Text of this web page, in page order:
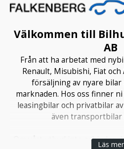
Välkommen till
AB
Från att ha arbetat med
Renault, Misubishi, Fiat och
försäljning av nyare bilar
marknaden. Hos oss finner
leasingbilar och privatbilar
även transportbilar
Om vårt utbud inte erbjuder
Läs mer